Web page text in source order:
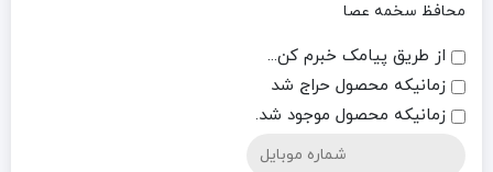
محافظ سخمه عصا
از طریق پیامک خبرم کن...
زمانیکه محصول حراج شد
زمانیکه محصول موجود شد.